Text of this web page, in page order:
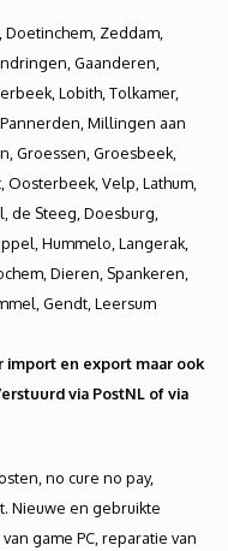
Doetinchem, Zeddam,
Gaanderen,
Lobith, Tolkamer,
Millingen aan
Groessen, Groesbeek,
Velp, Lathum,
de Steeg, Doesburg,
Hummelo, Langerak,
Dieren, Spankeren,
Gendt, Leersum
import en export maar ook
via PostNL of via
Duiven, Computer Repair Duiven, computer winkel Duiven, pc shop Duiven, computerreparatie aan huis, Apple reparatie, iMac reparatie, Macbook reparatie, iPhone reparatie, Chromebook reparatie, iPhone repareren, pc reparatie Duiven, computer repareren Duiven, handige mensen, computer reparatie rijen, computerhulp, pc problemen, pc problemen Duiven, pc reparatie, pc reparatie Duiven, pc repareren, , computer reparatie Duiven, desktop reparatie Duiven, notebook reparatie Duiven, pc reparatie Duiven, glasvezel, computer herstel, computerherstel, snel computerherstel, snel computer herstel, computer herstel Duiven, laptop herstel, pc herstel, iPad herstel, windows herstel, computer reparatie Duiven, computerproblemen Duiven, computer dokter, pc dokter, Windows repareren, pc reparatie Duiven , computer repareren Duiven, computer reparatie in Duiven, Duiven computer reparaties, Duiven Mac reparatie computer reparatie, computerherstel Duiven Reeshof, computerhulp aan huis Duiven apple computerhulp, PC reparatie Duiven, data recovery, computer reparatie Duiven, ICT diensten, computer storing Duiven, computer probleem Duiven, computer start niet op, computer samenstellen, pc sneller maken, pc crash, pc Duiven, pc traag, u computer is geblokkeerd politie, u computer is geblokkeerd ukash, netwerkbeheer, netwerk aanleggen, wifi problemen, slechte wifi verbinding, wifi traag, wifi zwakte, slechte wifi, wifi bereik, wlan problemen, wlan slecht, wlan dekking, slechte wlan verbinding, wifi bereik vergroten, wifi geen verbinding, geen wifi verbinding, wifi valt weg, wifi valt uit, wifi werkt niet, wifi versterker, wifi versterken, wlan versterken, wireless netwerk, wireless network, Windows herinstalleren, Windows herinstallatie, Computerhulp Duiven, Windows opnieuw installeren, data overzetten, Computerhulp Duiven, reparatie aan huis, computer problemen, computerproblemen, computer storing, computer reparatie , computerhulp Doesburg, FreshPC Computer Service Duiven, Computer reparatie , Computerhulp , Computerhulp , Computer reparatie , Computer reparatie , Computerhulp, Computer , ICT diensten, Reparatie van computers en randapparatuur, Advisering op het gebied van informatietechnologie, Computer reparatie service, computerhulp en ICT oplossingen. Tevens ICT diensten, systeembeheer en netwerkbeer, kantoorautomatisering, camerabeveiliging, totaalbeveiliging, centrale bestandenopslag, backupdiensten, leveren en configureren van computers en software, Snelle en vriendelijke Computerhulp Duiven, Computerreparatie Duiven en Computer Service Duiven, PC reparatie , iPhone reparatie en iPad reparatie , Desktop reparatie , Laptop reparatie en Notebook reparatie Computer Service Computerhulp Duiven, Netbook reparatie , Computer hulp Aan huis, Computer reparatie , Computer service , Computer herstel , Trage computer Duiven, Computer traag Velp, Laptop scherm vervangen Rheden, Voeding kapot, Computer start niet op, Computer virusvrij maken, Computer opschonen, PC reparatie, Tablet reparatie, Apple reparatie, iPhone reparatie, Smartphone reparatie, Zwart scherm, Blauw scherm, ICT dienstverlening, Duiven centrum, Computer fixen, pc fix, laptop repareren, Computerhulp Duiven, Computerhulp Duiven, Computerhulp Liemen, Computer reparatie Gelderland, computerhulp Elst, Computerhulp Andelst, Computerhulp Driel, Computerhulp Hemmen